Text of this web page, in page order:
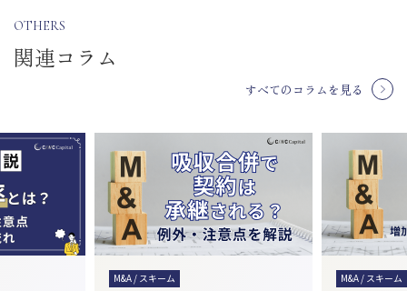
OTHERS
関連コラム
すべてのコラムを見る
M&A / スキーム M&A / スキーム